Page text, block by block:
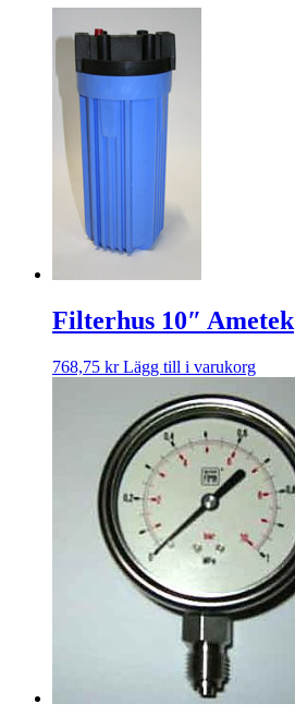
Filterhus 10″ Ametek
768,75 kr Lägg till i varukorg